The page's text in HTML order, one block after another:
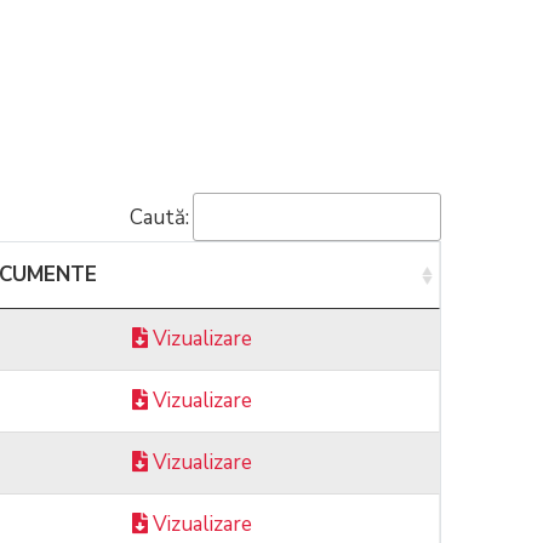
Caută:
Vizualizare
Vizualizare
Vizualizare
Vizualizare